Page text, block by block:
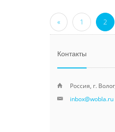
« 1 2
Контакты
Россия, г.
inbox@wobla.ru